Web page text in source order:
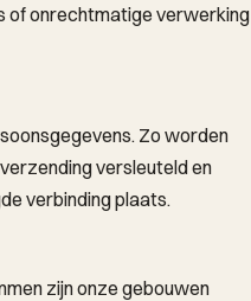
of onrechtmatige verwerking
Zo worden
versleuteld en
verbinding plaats.
zijn onze gebouwen